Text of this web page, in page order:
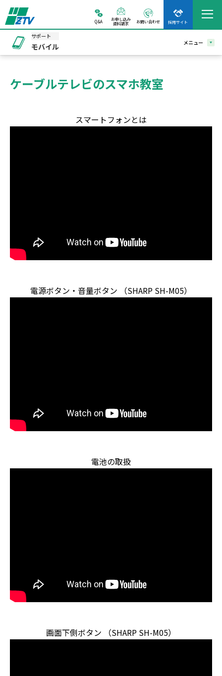
Q&A
お申し込み
資料請求
お問い合わせ 採用サイト
サポート
モバイル メニュー
ケーブルテレビのスマホ教室
スマートフォンとは
電源ボタン・音量ボタン （SHARP SH-M05）
電池の取扱
画面下側ボタン （SHARP SH-M05）